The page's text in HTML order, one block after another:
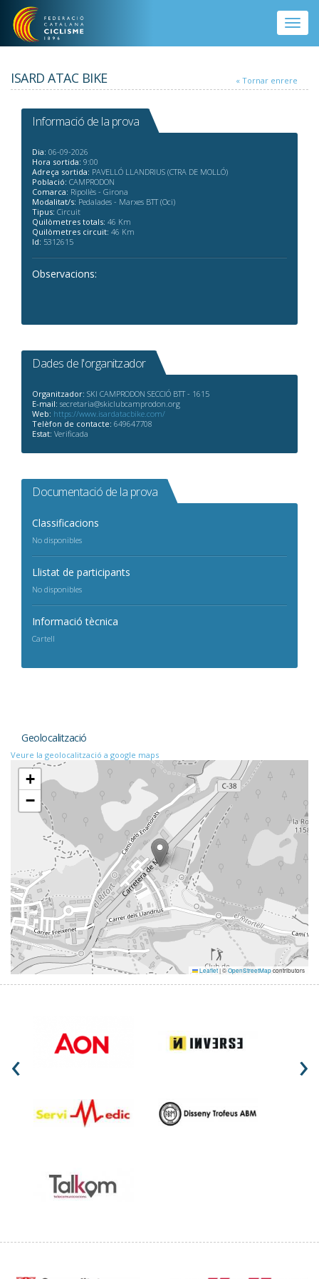
Vés al contingut
Toggle
ISARD ATAC BIKE
Informació de la prova
Dia: 06-09-2026
Hora sortida: 9:00
Adreça sortida: PAVELLÓ LLANDRIUS (CTRA DE MOLLÓ)
Població: CAMPRODON
Comarca: Ripollès - Girona
Modalitat/s: Pedalades - Marxes BTT (Oci)
Tipus: Circuit
Quilòmetres totals: 46 Km
Quilòmetres circuit: 46 Km
Id: 5312615
Observacions:
Dades de l'organitzador
Organitzador: SKI CAMPRODON SECCIÓ BTT - 1615
E-mail: secretaria@skiclubcamprodon.org
Web: https://www.isardatacbike.com/
Telèfon de contacte: 649647708
Estat: Verificada
Documentació de la prova
Classificacions
No disponibles
Llistat de participants
No disponibles
Informació tècnica
Cartell
Geolocalització
Veure la geolocalització a google maps
+
−
Leaflet|©OpenStreetMapcontributors
« Tornar enrere
‹ ›